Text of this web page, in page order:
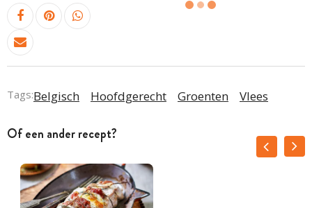
Tags:Belgisch Hoofdgerecht Groenten Vlees
Of een ander recept?